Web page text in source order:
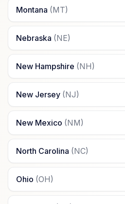
Montana (MT)
Nebraska (NE)
New Hampshire (NH)
New Jersey (NJ)
New Mexico (NM)
North Carolina (NC)
Ohio (OH)